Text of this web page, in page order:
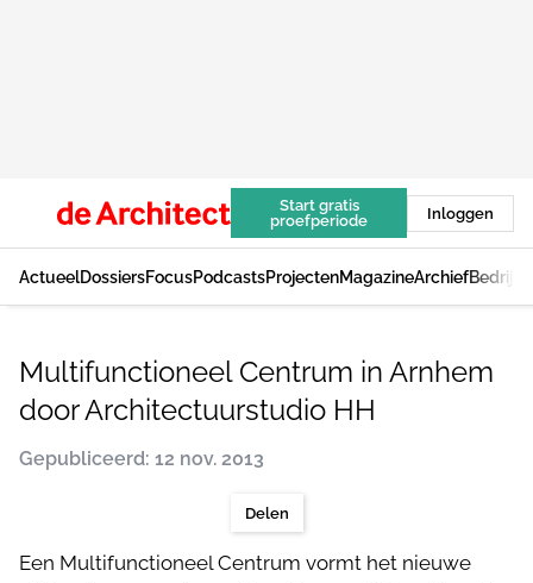
Start gratis
proefperiode
Inloggen
ActueelDossiersFocusPodcastsProjectenMagazineArchief
Multifunctioneel Centrum in Arnhem
door Architectuurstudio HH
Gepubliceerd: 12 nov. 2013
Delen
Een Multifunctioneel Centrum vormt het nieuwe